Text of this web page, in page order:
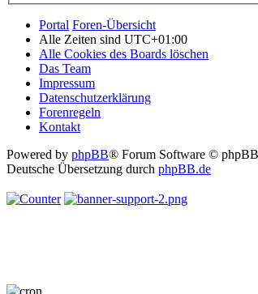
Portal Foren-Übersicht
Alle Zeiten sind UTC+01:00
Alle Cookies des Boards löschen
Das Team
Impressum
Datenschutzerklärung
Forenregeln
Kontakt
Powered by phpBB® Forum Software ©
Deutsche Übersetzung durch phpBB.de